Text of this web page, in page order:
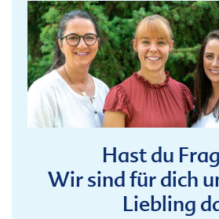
Hast du
Wir sind für dich
Liebling